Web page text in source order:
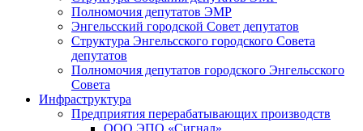
Полномочия депутатов ЭМР
Энгельсский городской Совет депутатов
Структура Энгельсского городского Совета
депутатов
Полномочия депутатов городского Энгельсского
Совета
Инфраструктура
Предприятия перерабатывающих производств